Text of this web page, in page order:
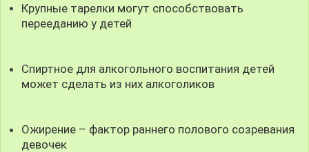
Крупные тарелки могут способствовать
перееданию у детей
Спиртное для алкогольного воспитания детей
может сделать из них алкоголиков
Ожирение – фактор раннего полового созревания
девочек